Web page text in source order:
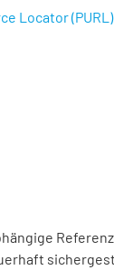
Locator (PURL)